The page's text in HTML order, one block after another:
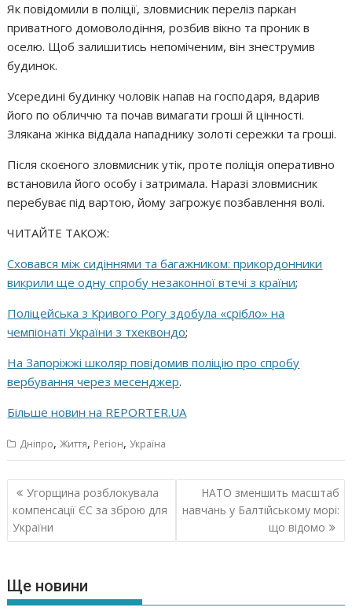
Як повідомили в поліції, зловмисник переліз паркан
приватного домоволодіння, розбив вікно та проник в
оселю. Щоб залишитись непоміченим, він знеструмив
будинок.
Усередині будинку чоловік напав на господаря, вдарив
його по обличчю та почав вимагати гроші й цінності.
Злякана жінка віддала нападнику золоті сережки та гроші.
Після скоєного зловмисник утік, проте поліція оперативно
встановила його особу і затримала. Наразі зловмисник
перебуває під вартою, йому загрожує позбавлення волі.
ЧИТАЙТЕ ТАКОЖ:
Сховався між сидіннями та багажником: прикордонники
викрили ще одну спробу незаконної втечі з країни;
Поліцейська з Кривого Рогу здобула «срібло» на
чемпіонаті України з тхеквондо;
На Запоріжжі школяр повідомив поліцію про спробу
вербування через месенджер.
Більше новин на REPORTER.UA
Дніпро,Життя, Регіон,Україна
Навігація
записів
Угорщина розблокувала
компенсації ЄС за зброю для
України
НАТО зменшить масштаб
навчань у Балтійському морі:
що відомо
Ще новини